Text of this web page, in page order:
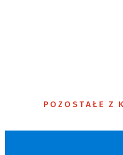
POZOSTAŁE Z